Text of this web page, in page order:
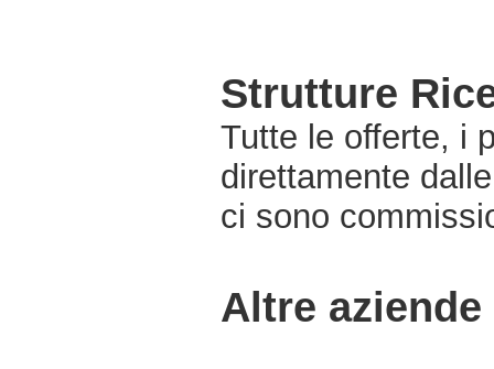
Strutture
Tutte le offerte, i
direttamente
ci sono
Altre